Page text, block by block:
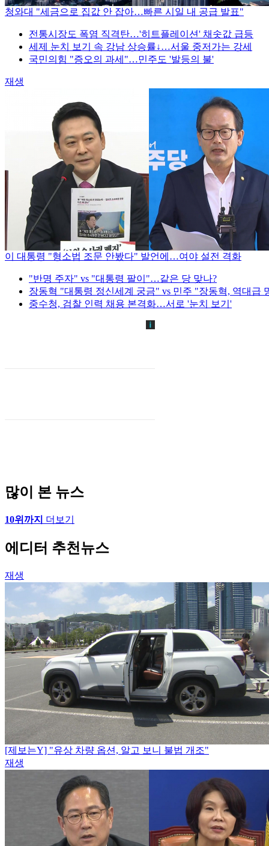
청와대 "세금으로 집값 안 잡아…빠른 시일 내 공급 발표"
전통시장도 폭염 직격탄…'히트플레이션' 채솟값 급등
세제 눈치 보기 속 강남 상승률↓…서울 중저가는 강세
국민의힘 "증오의 과세"…민주도 '발등의 불'
재생
이 대통령 "형소법 조문 안봤다" 발언에…여야 설전 격화
"반명 주자" vs "대통령 팔이"…같은 당 맞나?
장동혁 "대통령 정신세계 궁금" vs 민주 "장동혁, 역대급
중수청, 검찰 인력 채용 본격화…서로 '눈치 보기'
많이 본 뉴스
10위까지 더보기
에디터 추천뉴스
재생
[제보는Y] "유상 차량 옵션, 알고 보니 불법 개조"
재생